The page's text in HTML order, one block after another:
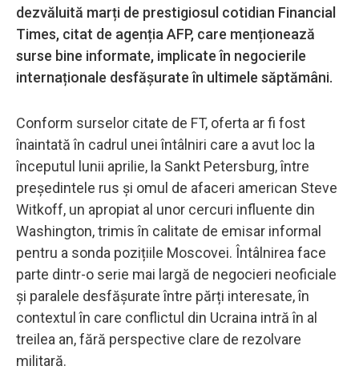
dezvăluită marți de prestigiosul cotidian Financial
Times, citat de agenția AFP, care menționează
surse bine informate, implicate în negocierile
internaționale desfășurate în ultimele săptămâni.
Conform surselor citate de FT, oferta ar fi fost
înaintată în cadrul unei întâlniri care a avut loc la
începutul lunii aprilie, la Sankt Petersburg, între
președintele rus și omul de afaceri american Steve
Witkoff, un apropiat al unor cercuri influente din
Washington, trimis în calitate de emisar informal
pentru a sonda pozițiile Moscovei. Întâlnirea face
parte dintr-o serie mai largă de negocieri neoficiale
și paralele desfășurate între părți interesate, în
contextul în care conflictul din Ucraina intră în al
treilea an, fără perspective clare de rezolvare
militară.